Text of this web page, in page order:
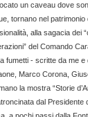
un caveau dove
tornano nel
alla sagacia dei
del Comando
fumetti - scritte da me
Marco Corona,
la mostra “Storie
dal Presidente